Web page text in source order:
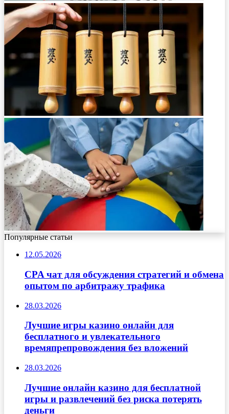
Популярные статьи
12.05.2026
CPA чат для обсуждения стратегий и обмена
опытом по арбитражу трафика
28.03.2026
Лучшие игры казино онлайн для
бесплатного и увлекательного
времяпрепровождения без вложений
28.03.2026
Лучшие онлайн казино для бесплатной
игры и развлечений без риска потерять
деньги